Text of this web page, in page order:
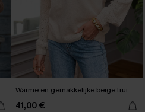
Warme en gemakkelijke beige trui
41,00 €